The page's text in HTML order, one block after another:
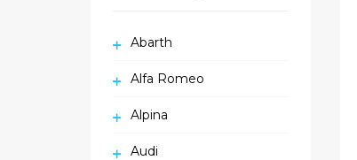
Abarth
Alfa Romeo
Alpina
Audi